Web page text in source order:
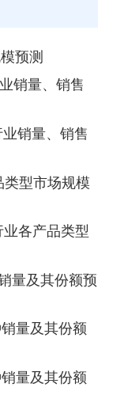
预测
销量、销售
销量、销售
型市场规模
各产品类型
量及其份额预
量及其份额
量及其份额